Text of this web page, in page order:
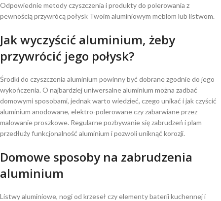
Odpowiednie metody czyszczenia i produkty do polerowania z
pewnością przywrócą połysk Twoim aluminiowym meblom lub listwom.
Jak wyczyścić aluminium, żeby
przywrócić jego połysk?
Środki do czyszczenia aluminium powinny być dobrane zgodnie do jego
wykończenia. O najbardziej uniwersalne aluminium można zadbać
domowymi sposobami, jednak warto wiedzieć, czego unikać i jak czyścić
aluminium anodowane, elektro-polerowane czy zabarwiane przez
malowanie proszkowe. Regularne pozbywanie się zabrudzeń i plam
przedłuży funkcjonalność aluminium i pozwoli uniknąć korozji.
Domowe sposoby na zabrudzenia
aluminium
Listwy aluminiowe, nogi od krzeseł czy elementy baterii kuchennej i